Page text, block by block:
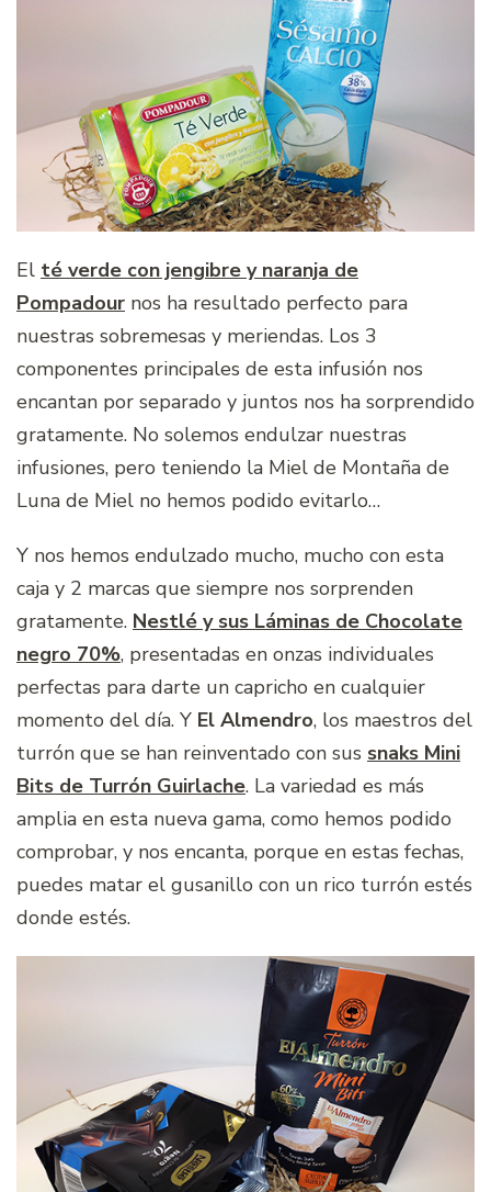
El té verde con jengibre y naranja de
Pompadour nos ha resultado perfecto para
nuestras sobremesas y meriendas. Los 3
componentes principales de esta infusión nos
encantan por separado y juntos nos ha sorprendido
gratamente. No solemos endulzar nuestras
infusiones, pero teniendo la Miel de Montaña de
Luna de Miel no hemos podido evitarlo…
Y nos hemos endulzado mucho, mucho con esta
caja y 2 marcas que siempre nos sorprenden
gratamente. Nestlé y sus Láminas de Chocolate
negro 70%, presentadas en onzas individuales
perfectas para darte un capricho en cualquier
momento del día. Y El Almendro, los maestros del
turrón que se han reinventado con sus snaks Mini
Bits de Turrón Guirlache. La variedad es más
amplia en esta nueva gama, como hemos podido
comprobar, y nos encanta, porque en estas fechas,
puedes matar el gusanillo con un rico turrón estés
donde estés.